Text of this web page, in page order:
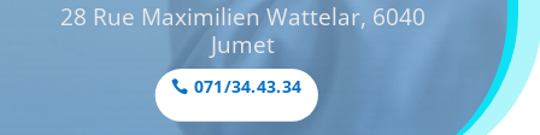
28 Rue Maximilien Wattelar, 6040
Jumet
071/34.43.34